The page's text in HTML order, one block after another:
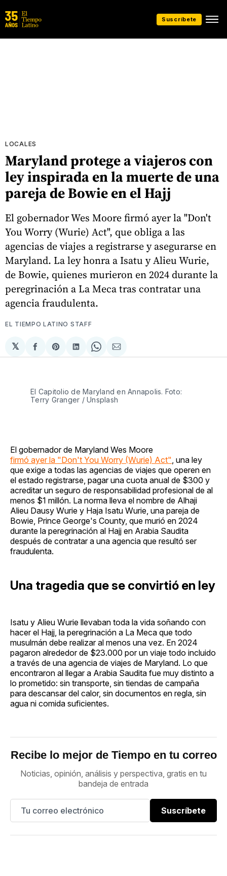
Suscríbete
LOCALES
Maryland protege a viajeros con
ley inspirada en la muerte de una
pareja de Bowie en el Hajj
El gobernador Wes Moore firmó ayer la "Don't
You Worry (Wurie) Act", que obliga a las
agencias de viajes a registrarse y asegurarse en
Maryland. La ley honra a Isatu y Alieu Wurie,
de Bowie, quienes murieron en 2024 durante la
peregrinación a La Meca tras contratar una
agencia fraudulenta.
EL TIEMPO LATINO STAFF
𝕏
Compartir
en
Share
on
Compartir
en
Share
on
Compartir
via
El Capitolio de Maryland en Annapolis. Foto:
Terry Granger / Unsplash
El gobernador de Maryland Wes Moore
firmó ayer la "Don't You Worry (Wurie) Act" , una ley
que exige a todas las agencias de viajes que operen en
el estado registrarse, pagar una cuota anual de $300 y
acreditar un seguro de responsabilidad profesional de al
menos $1 millón. La norma lleva el nombre de Alhaji
Alieu Dausy Wurie y Haja Isatu Wurie, una pareja de
Bowie, Prince George's County, que murió en 2024
durante la peregrinación al Hajj en Arabia Saudita
después de contratar a una agencia que resultó ser
fraudulenta.
Una tragedia que se convirtió en ley
Isatu y Alieu Wurie llevaban toda la vida soñando con
hacer el Hajj, la peregrinación a La Meca que todo
musulmán debe realizar al menos una vez. En 2024
pagaron alrededor de $23.000 por un viaje todo incluido
a través de una agencia de viajes de Maryland. Lo que
encontraron al llegar a Arabia Saudita fue muy distinto a
lo prometido: sin transporte, sin tiendas de campaña
para descansar del calor, sin documentos en regla, sin
agua ni comida suficientes.
Recibe lo mejor de Tiempo en tu correo
Noticias, opinión, análisis y perspectiva, gratis en tu
bandeja de entrada
Suscríbete